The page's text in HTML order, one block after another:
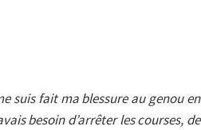
suis fait ma blessure au genou en
besoin d’arrêter les courses, de